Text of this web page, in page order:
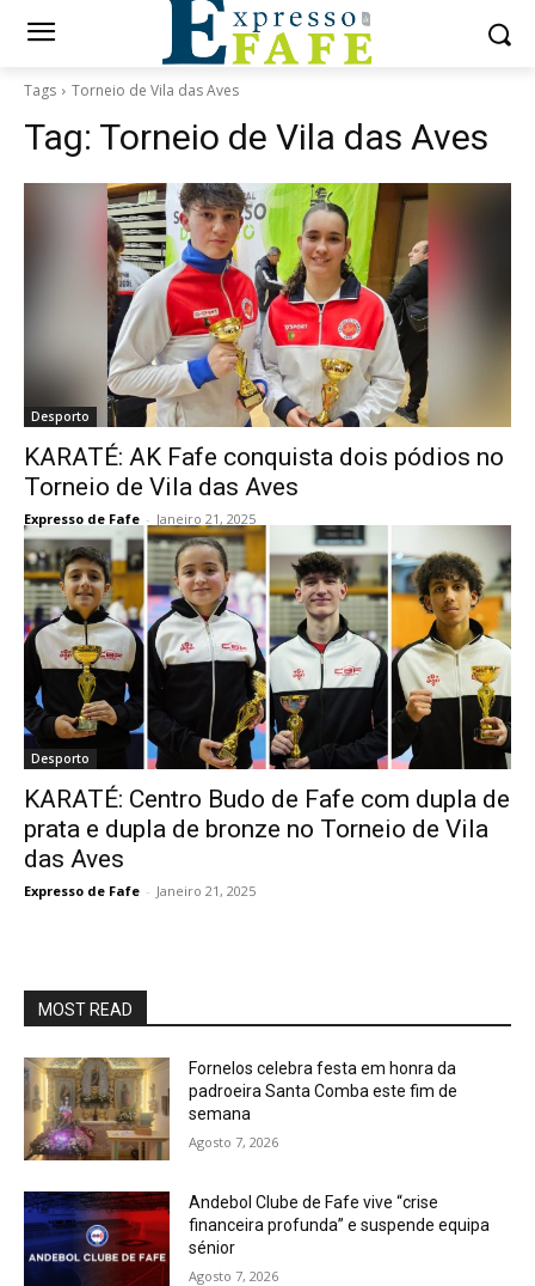
Tags Torneio de Vila das Aves
Tag: Torneio de Vila das Aves
Desporto
KARATÉ: AK Fafe conquista dois pódios no
Torneio de Vila das Aves
Expresso de Fafe - Janeiro 21, 2025
Desporto
KARATÉ: Centro Budo de Fafe com dupla de
prata e dupla de bronze no Torneio de Vila
das Aves
Expresso de Fafe - Janeiro 21, 2025
MOST READ
Fornelos celebra festa em honra da
padroeira Santa Comba este fim de
semana
Agosto 7, 2026
Andebol Clube de Fafe vive “crise
financeira profunda” e suspende equipa
sénior
Agosto 7, 2026